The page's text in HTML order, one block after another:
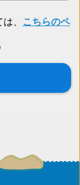
、
こちらのペ